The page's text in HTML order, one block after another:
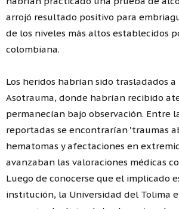
arrojó resultado positivo para
de los niveles más altos establecidos
colombiana.
Los heridos habrían sido trasladados
Asotrauma, donde habrían recibido
permanecían bajo observación. Entre
reportadas se encontrarían 'traumas
hematomas y afectaciones en
avanzaban las valoraciones médicas
Luego de conocerse que el implicado
institución, la Universidad del Tolima